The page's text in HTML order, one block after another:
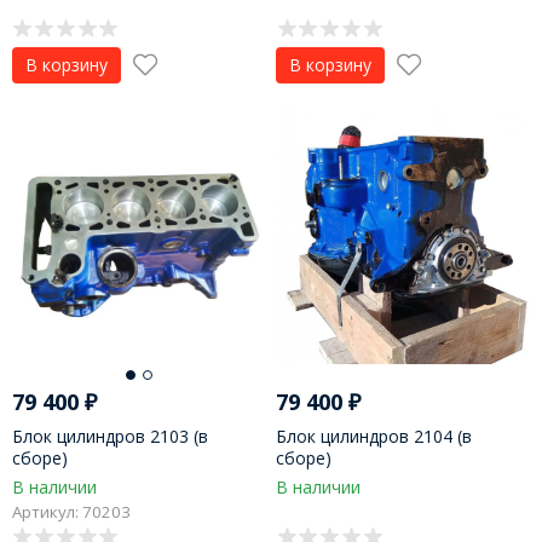
В корзину В корзину
79 400 ₽
Блок цилиндров 2103 (в
сборе)
В наличии
Артикул: 70203
79 400₽
Блок цилиндров 2104 (в
сборе)
В наличии